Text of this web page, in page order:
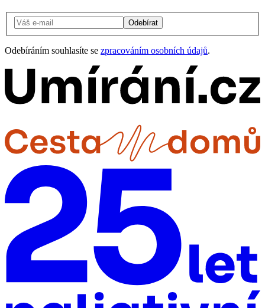
Odebírat
Odebíráním souhlasíte se zpracováním osobních údajů.